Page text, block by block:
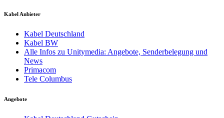
Kabel Anbieter
Kabel Deutschland
Kabel BW
Alle Infos zu Unitymedia: Angebote, Senderbelegung und
News
Primacom
Tele Columbus
Angebote